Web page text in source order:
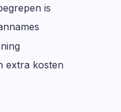
is
extra kosten